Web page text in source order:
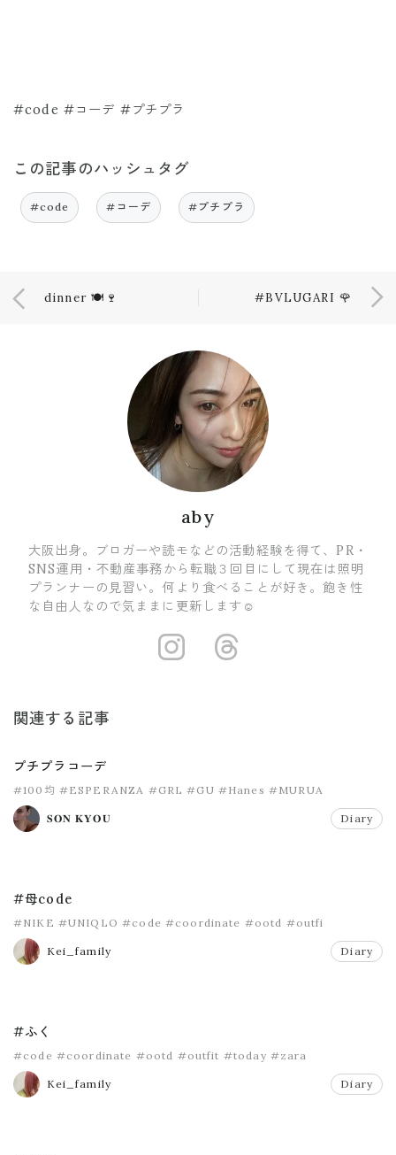
#code #コーデ #プチプラ
この記事のハッシュタグ
#code #コーデ #プチプラ
dinner 🍽🍷 #BVLUGARI 🌹
aby
大阪出身。ブロガーや読モなどの活動経験を得て、PR・
SNS運用・不動産事務から転職３回目にして現在は照明
プランナーの見習い。何より食べることが好き。飽き性
な自由人なので気ままに更新します☺
https://
関連する記事
プチプラコーデ
#100均 #ESPERANZA #GRL #GU #Hanes #MURUA
𝐒𝐎𝐍 𝐊𝐘𝐎𝐔 Diary
#母code
#NIKE #UNIQLO #code #coordinate #ootd #outfi
Kei_family Diary
#ふく
#code #coordinate #ootd #outfit #today #zara
Kei_family Diary